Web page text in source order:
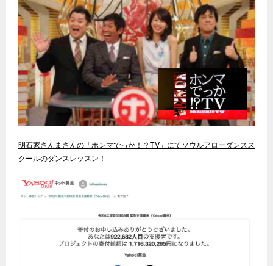
明石家さんまさんの「ホンマでっか！？TV」にてソウルアローダンスス
クールのダンスレッスン！